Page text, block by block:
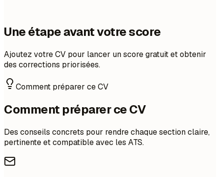
Une étape avant votre score
Ajoutez votre CV pour lancer un score gratuit et obtenir
des corrections priorisées.
Comment préparer ce CV
Comment préparer ce CV
Des conseils concrets pour rendre chaque section claire,
pertinente et compatible avec les ATS.